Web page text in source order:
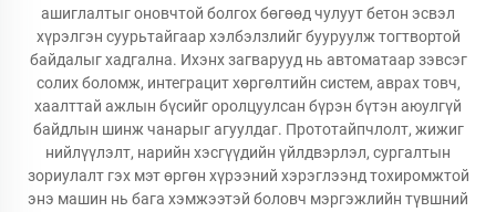
ашиглалтыг оновчтой болгох бөгөөд чулуут бетон эсвэл
хүрэлгэн суурьтайгаар хэлбэлзлийг бууруулж тогтвортой
байдалыг хадгална. Ихэнх загварууд нь автоматаар зэвсэг
солих боломж, интеграцит хөргөлтийн систем, аврах товч,
хаалттай ажлын бүсийг оролцуулсан бүрэн бүтэн аюулгүй
байдлын шинж чанарыг агуулдаг. Прототайпчлолт, жижиг
нийлүүлэлт, нарийн хэсгүүдийн үйлдвэрлэл, сургалтын
зориулалт гэх мэт өргөн хүрээний хэрэглээнд тохиромжтой
энэ машин нь бага хэмжээтэй боловч мэргэжлийн түвшний